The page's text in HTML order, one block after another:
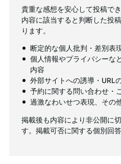
貴重な感想を安心して投稿で
内容に該当すると判断した投
ります。
断定的な個人批判・差別表
個人情報やプライバシーな
内容
外部サイトへの誘導・URL
予約に関する問い合わせ・
過激なわいせつ表現、その
掲載後も内容により非公開に
す。掲載可否に関する個別回